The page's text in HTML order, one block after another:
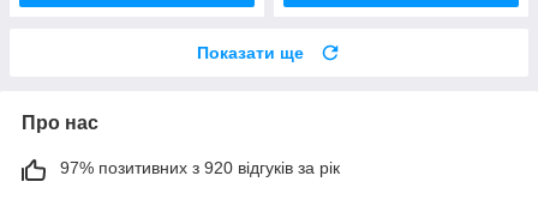
Показати ще
Про нас
97% позитивних з 920 відгуків за рік